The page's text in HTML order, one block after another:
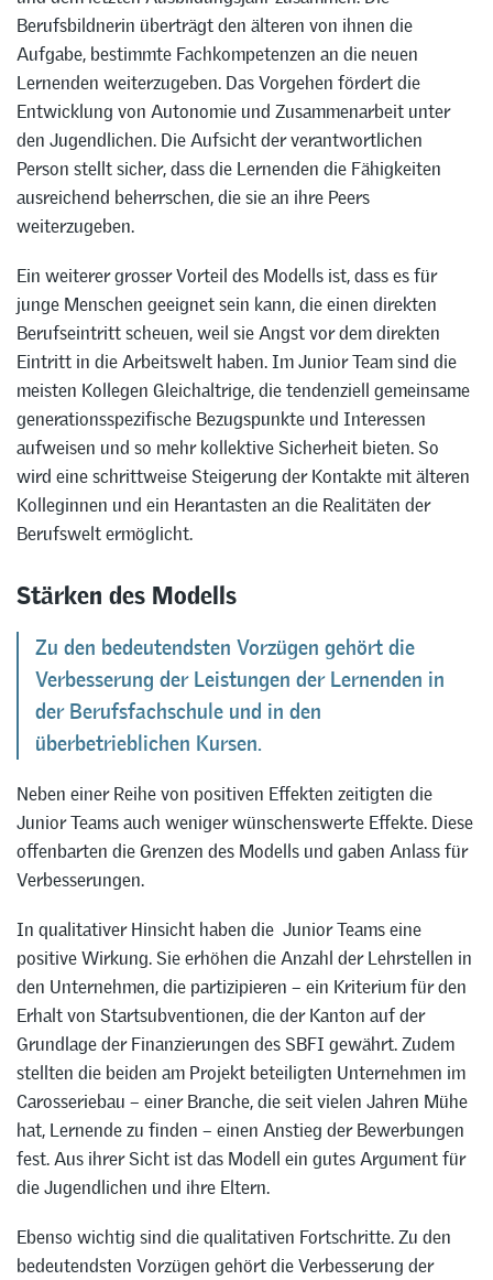
Berufsbildnerin überträgt den älteren von ihnen die
Aufgabe, bestimmte Fachkompetenzen an die neuen
Lernenden weiterzugeben. Das Vorgehen fördert die
Entwicklung von Autonomie und Zusammenarbeit unter
den Jugendlichen. Die Aufsicht der verantwortlichen
Person stellt sicher, dass die Lernenden die Fähigkeiten
ausreichend beherrschen, die sie an ihre Peers
weiterzugeben.
Ein weiterer grosser Vorteil des Modells ist, dass es für
junge Menschen geeignet sein kann, die einen direkten
Berufseintritt scheuen, weil sie Angst vor dem direkten
Eintritt in die Arbeitswelt haben. Im Junior Team sind die
meisten Kollegen Gleichaltrige, die tendenziell gemeinsame
generationsspezifische Bezugspunkte und Interessen
aufweisen und so mehr kollektive Sicherheit bieten. So
wird eine schrittweise Steigerung der Kontakte mit älteren
Kolleginnen und ein Herantasten an die Realitäten der
Berufswelt ermöglicht.
Stärken des Modells
Zu den bedeutendsten Vorzügen gehört die
Verbesserung der Leistungen der Lernenden in
der Berufsfachschule und in den
überbetrieblichen Kursen.
Neben einer Reihe von positiven Effekten zeitigten die
Junior Teams auch weniger wünschenswerte Effekte. Diese
offenbarten die Grenzen des Modells und gaben Anlass für
Verbesserungen.
In qualitativer Hinsicht haben die Junior Teams eine
positive Wirkung. Sie erhöhen die Anzahl der Lehrstellen in
den Unternehmen, die partizipieren – ein Kriterium für den
Erhalt von Startsubventionen, die der Kanton auf der
Grundlage der Finanzierungen des SBFI gewährt. Zudem
stellten die beiden am Projekt beteiligten Unternehmen im
Carosseriebau – einer Branche, die seit vielen Jahren Mühe
hat, Lernende zu finden – einen Anstieg der Bewerbungen
fest. Aus ihrer Sicht ist das Modell ein gutes Argument für
die Jugendlichen und ihre Eltern.
Ebenso wichtig sind die qualitativen Fortschritte. Zu den
bedeutendsten Vorzügen gehört die Verbesserung der